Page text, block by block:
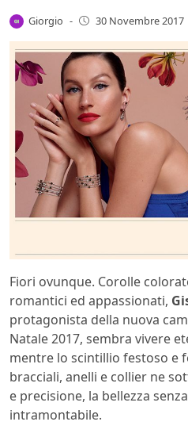
Giorgio - 30 Novembre 2017
Fiori ovunque. Corolle
romantici ed appassionati,
protagonista della nuova
Natale 2017, sembra vivere
mentre lo scintillio festoso e
bracciali, anelli e collier ne
e precisione, la bellezza
intramontabile.